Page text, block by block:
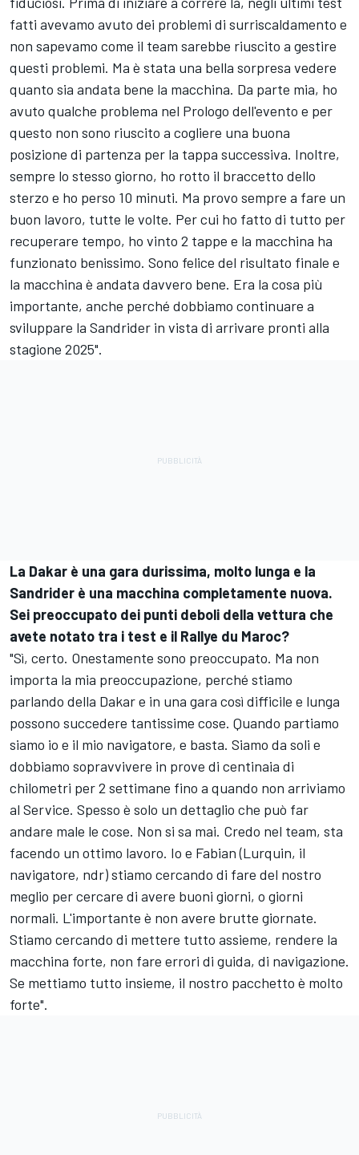
fatti avevamo avuto dei problemi di surriscaldamento e
non sapevamo come il team sarebbe riuscito a gestire
questi problemi. Ma è stata una bella sorpresa vedere
quanto sia andata bene la macchina. Da parte mia, ho
avuto qualche problema nel Prologo dell'evento e per
questo non sono riuscito a cogliere una buona
posizione di partenza per la tappa successiva. Inoltre,
sempre lo stesso giorno, ho rotto il braccetto dello
sterzo e ho perso 10 minuti. Ma provo sempre a fare un
buon lavoro, tutte le volte. Per cui ho fatto di tutto per
recuperare tempo, ho vinto 2 tappe e la macchina ha
funzionato benissimo. Sono felice del risultato finale e
la macchina è andata davvero bene. Era la cosa più
importante, anche perché dobbiamo continuare a
sviluppare la Sandrider in vista di arrivare pronti alla
stagione 2025".
La Dakar è una gara durissima, molto lunga e la
Sandrider è una macchina completamente nuova.
Sei preoccupato dei punti deboli della vettura che
avete notato tra i test e il Rallye du Maroc?
"Sì, certo. Onestamente sono preoccupato. Ma non
importa la mia preoccupazione, perché stiamo
parlando della Dakar e in una gara così difficile e lunga
possono succedere tantissime cose. Quando partiamo
siamo io e il mio navigatore, e basta. Siamo da soli e
dobbiamo sopravvivere in prove di centinaia di
chilometri per 2 settimane fino a quando non arriviamo
al Service. Spesso è solo un dettaglio che può far
andare male le cose. Non si sa mai. Credo nel team, sta
facendo un ottimo lavoro. Io e Fabian (Lurquin, il
navigatore, ndr) stiamo cercando di fare del nostro
meglio per cercare di avere buoni giorni, o giorni
normali. L'importante è non avere brutte giornate.
Stiamo cercando di mettere tutto assieme, rendere la
macchina forte, non fare errori di guida, di navigazione.
Se mettiamo tutto insieme, il nostro pacchetto è molto
forte".